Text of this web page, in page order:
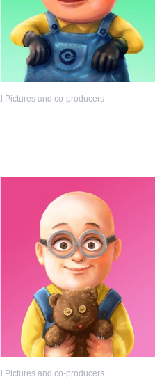
Pictures and co-producers
Pictures and co-producers